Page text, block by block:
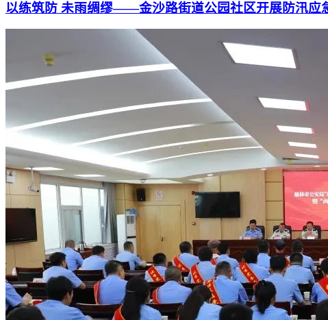
以练筑防 未雨绸缪——金沙路街道公园社区开展防汛应